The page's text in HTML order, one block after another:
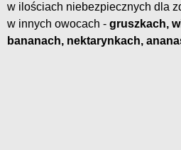
w ilościach niebezpiecznych dla
w innych owocach - gruszkach,
bananach, nektarynkach,